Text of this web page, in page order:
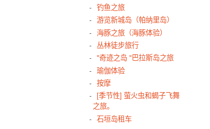
钓鱼之旅
游览新城岛（帕纳里岛）
海豚之旅（海豚体验）
丛林徒步旅行
"奇迹之岛 "巴拉斯岛之旅
瑜伽体验
按摩
[季节性] 萤火虫和蝎子飞舞
之旅。
石垣岛租车